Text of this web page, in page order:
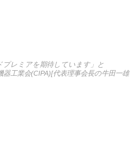
プレミアを期待しています」と
器工業会(CIPA)[代表理事会長の牛田一雄